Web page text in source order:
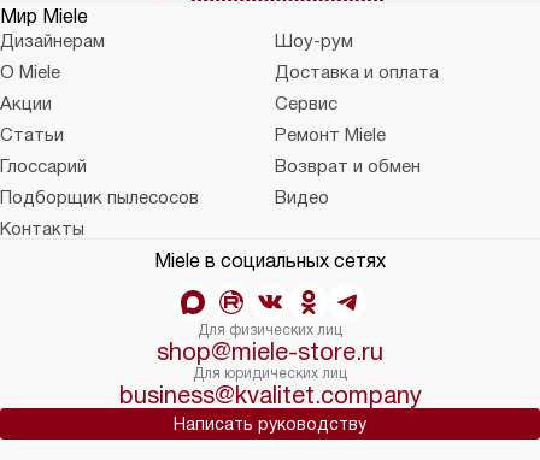
Мир Miele
Дизайнерам
Шоу-рум
О Miele
Доставка и оплата
Акции
Сервис
Статьи
Ремонт Miele
Глоссарий
Возврат и обмен
Подборщик пылесосов
Видео
Контакты
Miele в социальных сетях
Для физических лиц
shop@miele-store.ru
Для юридических лиц
business@kvalitet.company
Написать руководству